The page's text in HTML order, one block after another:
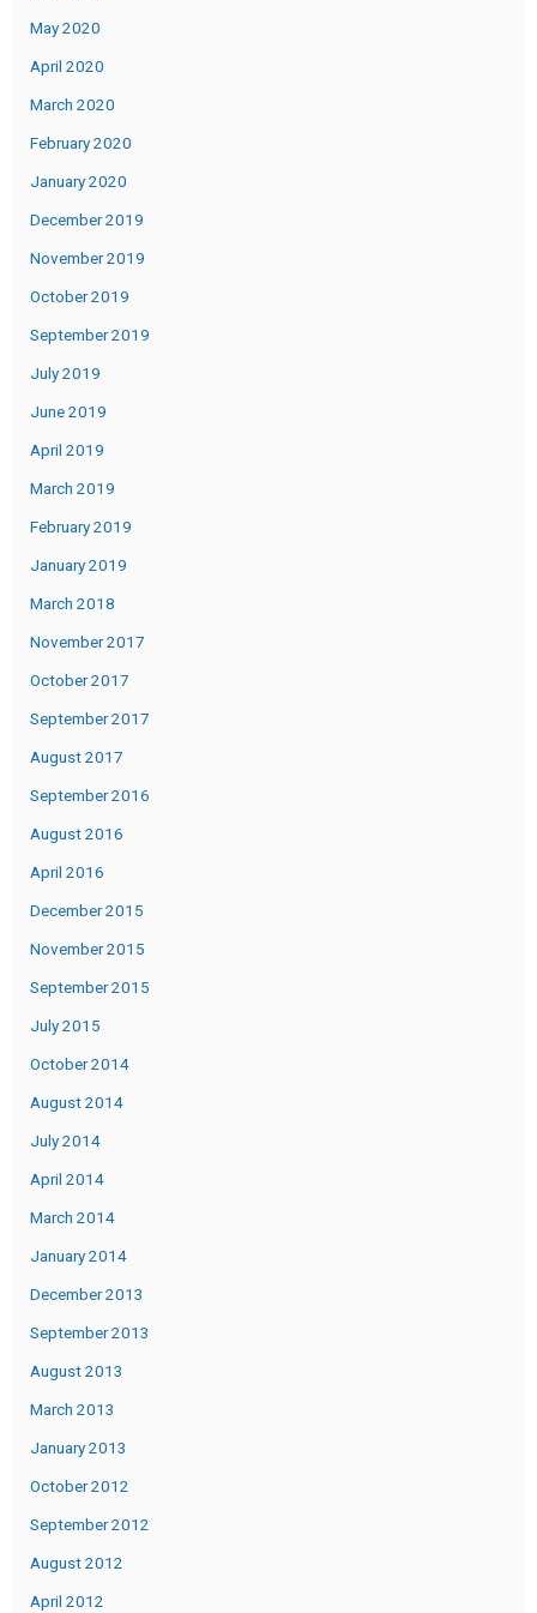
May 2020
April 2020
March 2020
February 2020
January 2020
December 2019
November 2019
October 2019
September 2019
July 2019
June 2019
April 2019
March 2019
February 2019
January 2019
March 2018
November 2017
October 2017
September 2017
August 2017
September 2016
August 2016
April 2016
December 2015
November 2015
September 2015
July 2015
October 2014
August 2014
July 2014
April 2014
March 2014
January 2014
December 2013
September 2013
August 2013
March 2013
January 2013
October 2012
September 2012
August 2012
April 2012